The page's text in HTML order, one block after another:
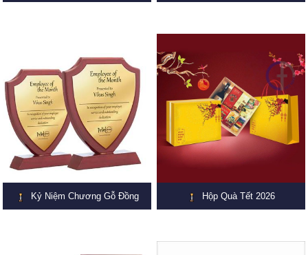
Kỷ Niệm Chương Gỗ Đồng Hộp Quà Tết 2026